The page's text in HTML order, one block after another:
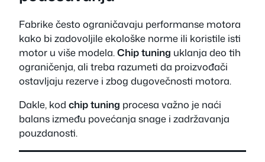
Fabrike često ograničavaju performanse motora
kako bi zadovoljile ekološke norme ili koristile isti
motor u više modela.Chip tuning uklanja deo tih
ograničenja, ali treba razumeti da proizvođači
ostavljaju rezerve i zbog dugovečnosti motora.
Dakle, kod chip tuning procesa važno je naći
balans između povećanja snage i zadržavanja
pouzdanosti.